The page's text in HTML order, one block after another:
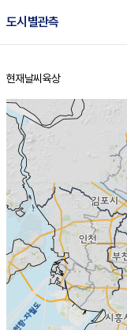
도시별관측
홈
현재날씨 육상